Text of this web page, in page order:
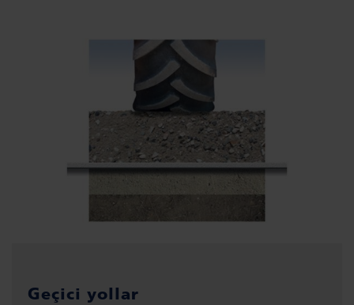
Geçici yollar